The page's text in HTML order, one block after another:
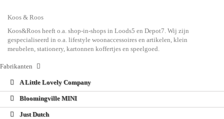
Koos & Roos
Koos&Roos heeft o.a. shop-in-shops in Loods5 en Depot7. Wij zijn
gespecialiseerd in o.a. lifestyle woonaccessoires en artikelen, klein
meubelen, stationery, kartonnen koffertjes en speelgoed.
Fabrikanten
A Little Lovely Company
Bloomingville MINI
Just Dutch